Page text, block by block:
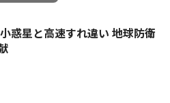
惑星と高速すれ違い 地球防衛